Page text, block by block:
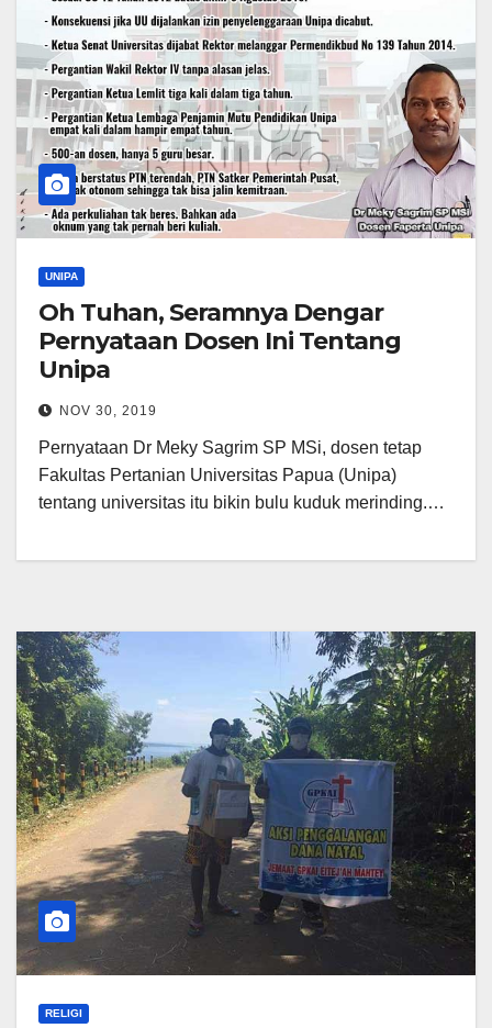
UNIPA
Oh Tuhan, Seramnya Dengar
Pernyataan Dosen Ini Tentang
Unipa
NOV 30, 2019
Pernyataan Dr Meky Sagrim SP MSi, dosen tetap
Fakultas Pertanian Universitas Papua (Unipa)
tentang universitas itu bikin bulu kuduk merinding.…
RELIGI